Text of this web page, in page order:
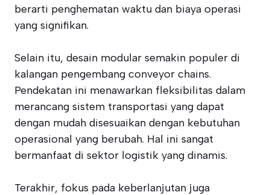
berarti penghematan waktu dan biaya operasi
yang signifikan.
Selain itu, desain modular semakin populer di
kalangan pengembang conveyor chains.
Pendekatan ini menawarkan fleksibilitas dalam
merancang sistem transportasi yang dapat
dengan mudah disesuaikan dengan kebutuhan
operasional yang berubah. Hal ini sangat
bermanfaat di sektor logistik yang dinamis.
Terakhir, fokus pada keberlanjutan juga